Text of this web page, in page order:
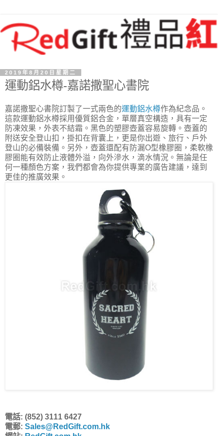
2019年8月20日星期二
運動鋁水樽-嘉諾撒聖心書院
嘉諾撒聖心書院訂製了一式兩色的運動鋁水樽作為紀念品。
這款運動鋁水樽採用優質鋁合金，單層真空構造，具有一定
防凍效果，外表不結霜。黑色的塑膠壺蓋容易旋轉。壺蓋的
附送安全登山扣，掛扣在背囊上，更是你出遊、旅行、戶外
登山的必備裝備。另外，壺蓋還配有防漏O型橡膠圈，柔軟橡
膠圈能有效防止液體外溢，向外滲水，滴水情況。無論是任
何一種顏色方案，我們都會為你提供專業的廣告建議，達到
更佳的推廣效果。
電話: (852) 3111 6427
電郵: Sales@RedGift.com.hk